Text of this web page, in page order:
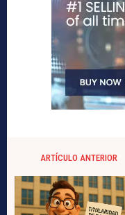
ARTÍCULO ANTERIOR